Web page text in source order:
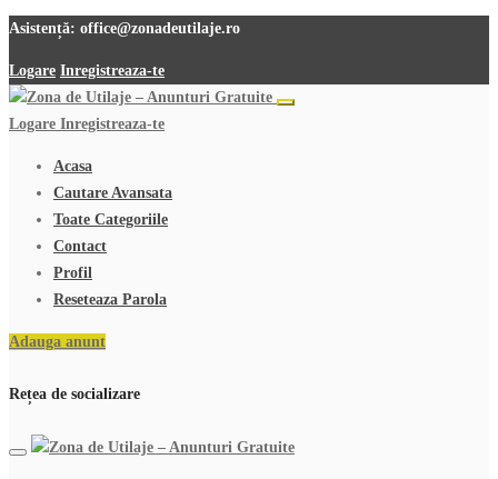
Asistență: office@zonadeutilaje.ro
Logare Inregistreaza-te
Logare Inregistreaza-te
Acasa
Cautare Avansata
Toate Categoriile
Contact
Profil
Reseteaza Parola
Adauga anunt
Rețea de socializare